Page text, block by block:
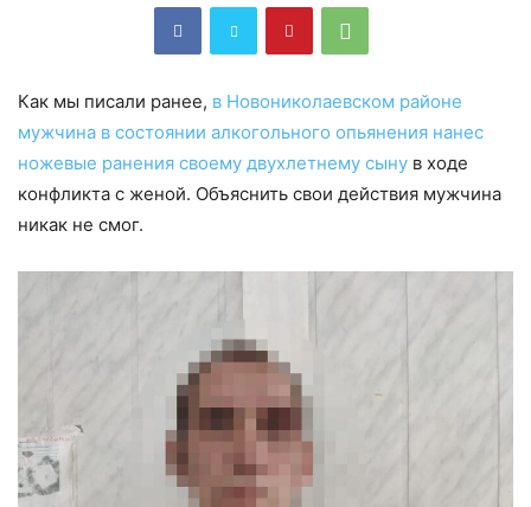
Как мы писали ранее, в Новониколаевском районе
мужчина в состоянии алкогольного опьянения нанес
ножевые ранения своему двухлетнему сыну в ходе
конфликта с женой. Объяснить свои действия мужчина
никак не смог.